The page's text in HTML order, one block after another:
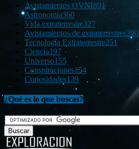
Avistamientos OVNI891
Astronomía360
Vida extraterrestre327
Avistamientos de extraterrestres290
Tecnología Extraterrestre251
Ciencia197
Universo155
Conspiraciones154
Curiosidades139
¿Qué es lo que buscas?